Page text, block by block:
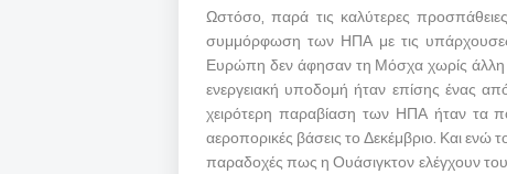
Ωστόσο, παρά τις καλύτερες
συμμόρφωση των ΗΠΑ με τις υπάρχουσες
Ευρώπη δεν άφησαν τη Μόσχα χωρίς άλλη
ενεργειακή υποδομή ήταν επίσης ένας
χειρότερη παραβίαση των ΗΠΑ ήταν τα
αεροπορικές βάσεις το Δεκέμβριο. Και
παραδοχές πως η Ουάσιγκτον ελέγχουν